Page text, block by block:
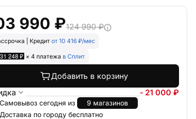
990 ₽124 990 ₽
| Кредитот 10 416 ₽/мес
31 248 ₽ × 4 платежа в Сплит
Добавить в корзину
- 21 000 ₽
Самовывоз сегодня из
9 магазинов
Доставка по городу бесплатно